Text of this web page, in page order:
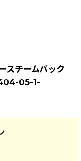
スチームバック
05-1-